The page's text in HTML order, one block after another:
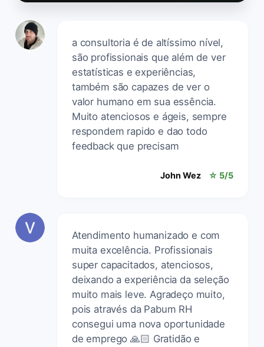
a consultoria é de altíssimo nível,
são profissionais que além de ver
estatísticas e experiências,
também são capazes de ver o
valor humano em sua essência.
Muito atenciosos e ágeis, sempre
respondem rapido e dao todo
feedback que precisam
John Wez ☆ 5/5
Atendimento humanizado e com
muita excelência. Profissionais
super capacitados, atenciosos,
deixando a experiência da seleção
muito mais leve. Agradeço muito,
pois através da Pabum RH
consegui uma nova oportunidade
de emprego 🙏🏻 Gratidão e